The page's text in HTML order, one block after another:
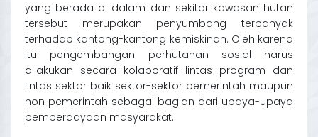
yang berada di dalam dan sekitar kawasan hutan
tersebut merupakan penyumbang terbanyak
terhadap kantong-kantong kemiskinan. Oleh karena
itu pengembangan perhutanan sosial harus
dilakukan secara kolaboratif lintas program dan
lintas sektor baik sektor-sektor pemerintah maupun
non pemerintah sebagai bagian dari upaya-upaya
pemberdayaan masyarakat.